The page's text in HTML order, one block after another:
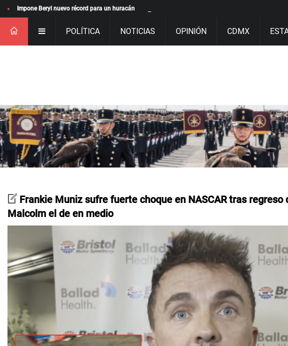
Impone Beryl nuevo récord para un huracán
POLÍTICA NOTICIAS OPINIÓN CDMX
Frankie Muniz sufre fuerte choque en NASCAR tras regreso
Malcolm el de en medio